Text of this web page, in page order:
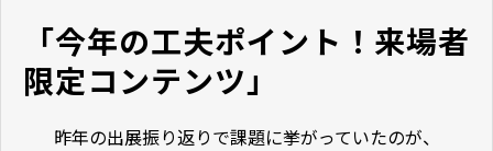
「今年の工夫ポイント！来場者
限定コンテンツ」
昨年の出展振り返りで課題に挙がっていたのが、